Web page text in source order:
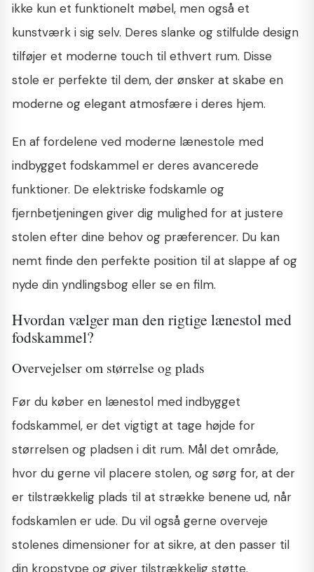
ikke kun et funktionelt møbel, men også et
kunstværk i sig selv. Deres slanke og stilfulde design
tilføjer et moderne touch til ethvert rum. Disse
stole er perfekte til dem, der ønsker at skabe en
moderne og elegant atmosfære i deres hjem.
En af fordelene ved moderne lænestole med
indbygget fodskammel er deres avancerede
funktioner. De elektriske fodskamle og
fjernbetjeningen giver dig mulighed for at justere
stolen efter dine behov og præferencer. Du kan
nemt finde den perfekte position til at slappe af og
nyde din yndlingsbog eller se en film.
Hvordan vælger man den rigtige lænestol med
fodskammel?
Overvejelser om størrelse og plads
Før du køber en lænestol med indbygget
fodskammel, er det vigtigt at tage højde for
størrelsen og pladsen i dit rum. Mål det område,
hvor du gerne vil placere stolen, og sørg for, at der
er tilstrækkelig plads til at strække benene ud, når
fodskamlen er ude. Du vil også gerne overveje
stolenes dimensioner for at sikre, at den passer til
din kropstype og giver tilstrækkelig støtte.